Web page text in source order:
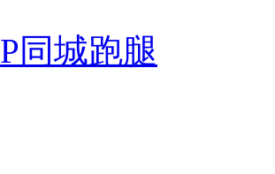
P同城跑腿